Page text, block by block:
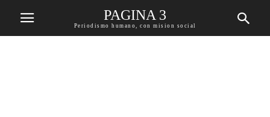
PAGINA 3
Periodismo humano, con mision social